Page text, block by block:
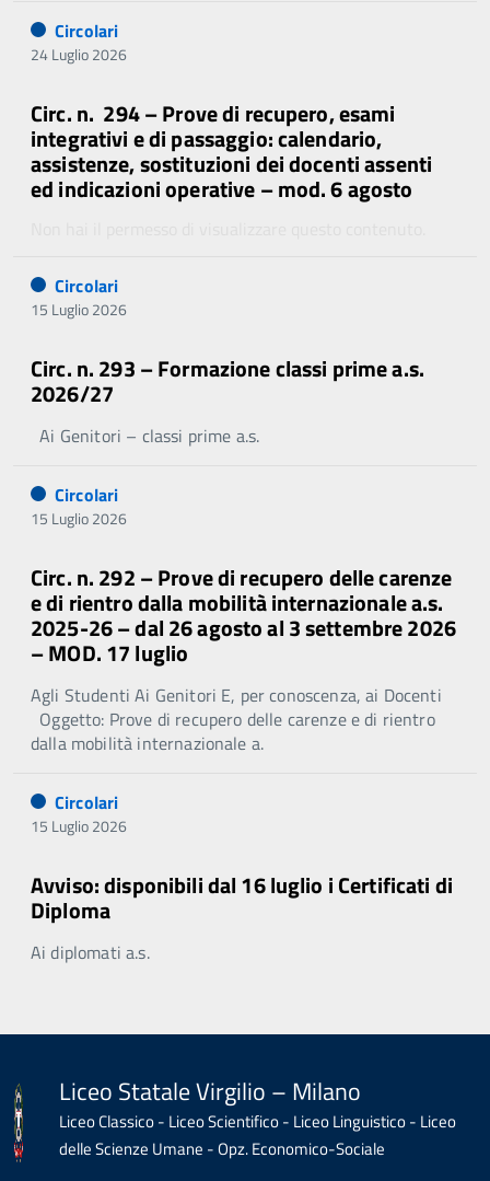
Circolari
24 Luglio 2026
Circ. n. 294 – Prove di recupero, esami
integrativi e di passaggio: calendario,
assistenze, sostituzioni dei docenti assenti
ed indicazioni operative – mod. 6 agosto
Circolari
15 Luglio 2026
Circ. n. 293 – Formazione classi prime a.s.
2026/27
Ai Genitori – classi prime a.s.
Circolari
15 Luglio 2026
Circ. n. 292 – Prove di recupero delle carenze
e di rientro dalla mobilità internazionale a.s.
2025-26 – dal 26 agosto al 3 settembre 2026
– MOD. 17 luglio
Agli Studenti Ai Genitori E, per conoscenza, ai Docenti
Oggetto: Prove di recupero delle carenze e di rientro
dalla mobilità internazionale a.
Circolari
15 Luglio 2026
Avviso: disponibili dal 16 luglio i Certificati di
Diploma
Ai diplomati a.s.
Liceo Statale Virgilio – Milano
Liceo Classico - Liceo Scientifico - Liceo Linguistico - Liceo
delle Scienze Umane - Opz. Economico-Sociale